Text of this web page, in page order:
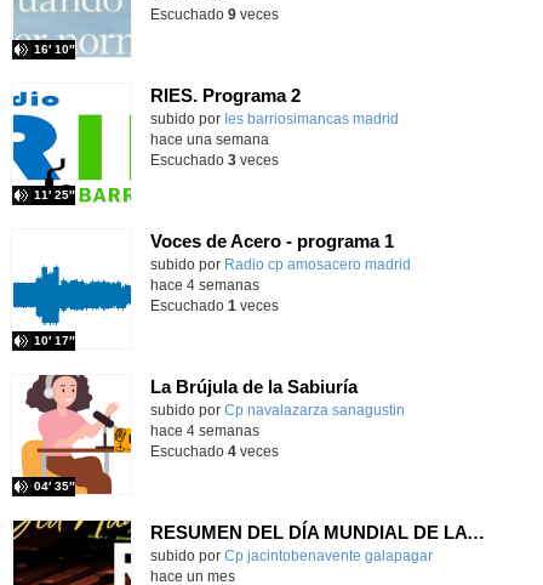
16′ 10″
Escuchado 9veces
RIES. Programa 2
Contenido educativo.
subido por Ies barriosimancas madrid
11′ 25″
hace una semana
Escuchado 3veces
Voces de Acero - programa 1
Contenido educativo.
subido por Radio cp amosacero madrid
10′ 17″
hace 4 semanas
Escuchado 1 veces
La Brújula de la Sabiuría
Contenido educativo.
subido por Cp navalazarza sanagustin
04′ 35″
hace 4 semanas
Escuchado 4veces
RESUMEN DEL DÍA MUNDIAL DE LA RADIO Y LA I.A. PROGRAMA COLABORATIVO
Contenido educativo.
subido por Cp jacintobenavente galapagar-
hace un mes